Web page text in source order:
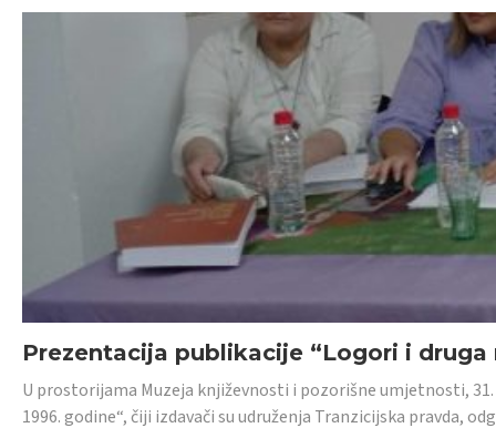
Prezentacija publikacije “Logori i druga
U prostorijama Muzeja književnosti i pozorišne umjetnosti,
1996. godine“, čiji izdavači su udruženja Tranzicijska pravda,